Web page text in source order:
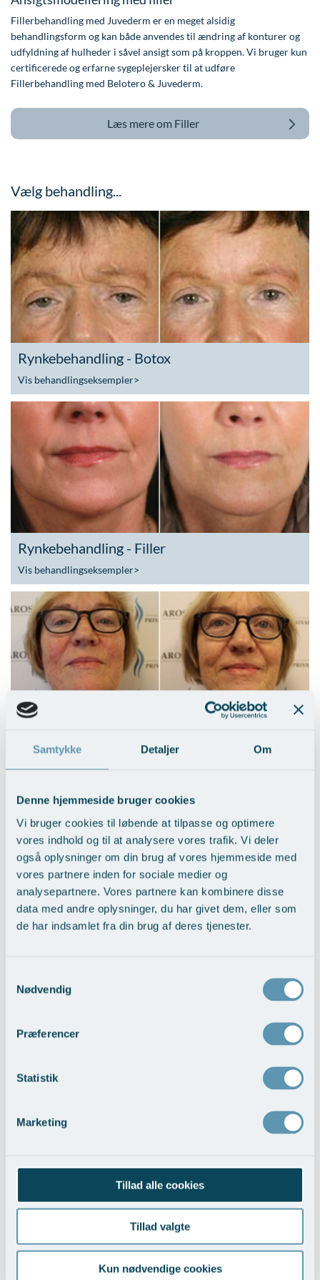
Samtykke Detaljer Om
Denne hjemmeside bruger cookies
Vi bruger cookies til løbende at tilpasse og optimere
vores indhold og til at analysere vores trafik. Vi deler
også oplysninger om din brug af vores hjemmeside med
vores partnere inden for sociale medier og
analysepartnere. Vores partnere kan kombinere disse
data med andre oplysninger, du har givet dem, eller som
de har indsamlet fra din brug af deres tjenester.
Nødvendig
Præferencer
Statistik
Marketing
Tillad alle cookies
Tillad valgte
Kun nødvendige cookies
Fillerbehandling med Juvederm er en meget alsidig
behandlingsform og kan både anvendes til ændring af konturer og
udfyldning af hulheder i såvel ansigt som på kroppen. Vi bruger kun
certificerede og erfarne sygeplejersker til at udføre
Fillerbehandling med Belotero & Juvederm.
Læs mere om Filler
Vælg behandling...
Rynkebehandling - Botox
Vis behandlingseksempler>
Rynkebehandling - Filler
Vis behandlingseksempler>
Rynkebehandling med Fraktioneret CO2 -
Rynkebehandling med Ablativ CO2-laser